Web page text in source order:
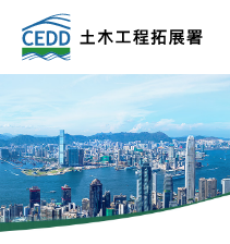
容